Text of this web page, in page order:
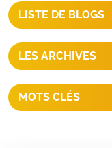
LISTE DE BLOGS
LES ARCHIVES
MOTS CLÉS